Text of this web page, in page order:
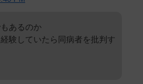
あるのか
験していたら同病者を批判す